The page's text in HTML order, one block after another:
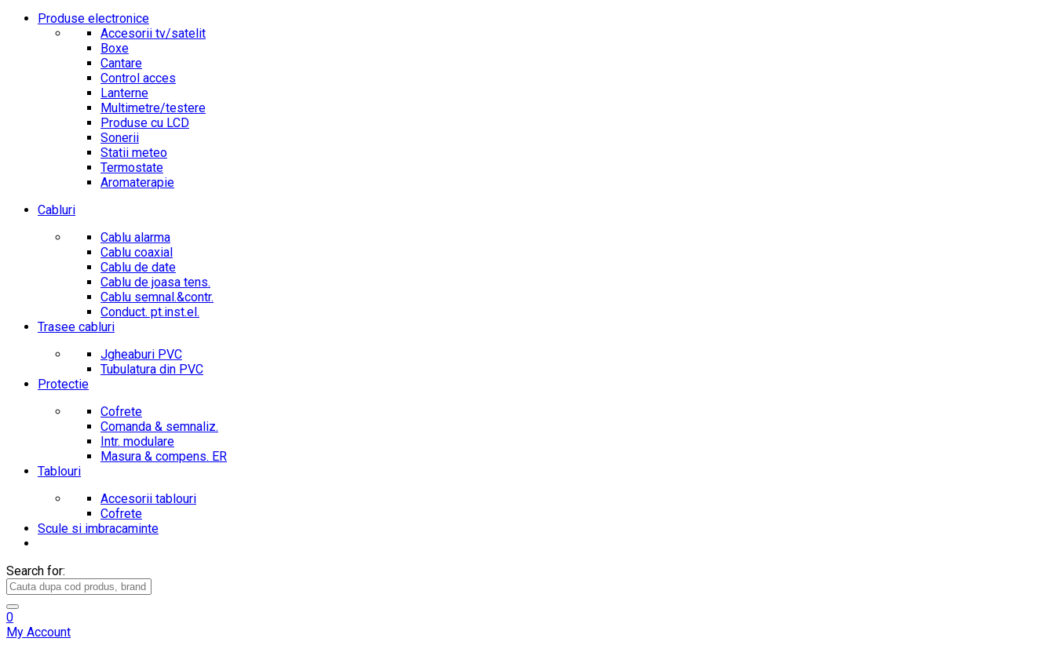
Produse electronice
Accesorii tv/satelit
Boxe
Cantare
Control acces
Lanterne
Multimetre/testere
Produse cu LCD
Sonerii
Statii meteo
Termostate
Aromaterapie
Cabluri
Cablu alarma
Cablu coaxial
Cablu de date
Cablu de joasa tens.
Cablu semnal.&contr.
Conduct. pt.inst.el.
Trasee cabluri
Jgheaburi PVC
Tubulatura din PVC
Protectie
Cofrete
Comanda & semnaliz.
Intr. modulare
Masura & compens. ER
Tablouri
Accesorii tablouri
Cofrete
Scule si imbracaminte
Search for:
0
My Account